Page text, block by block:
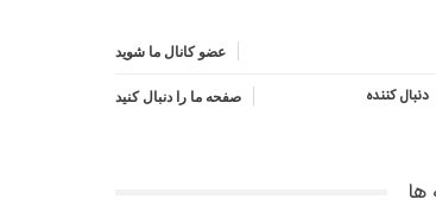
عضو کانال ما شوید
دنبال کننده صفحه ما را دنبال کنید